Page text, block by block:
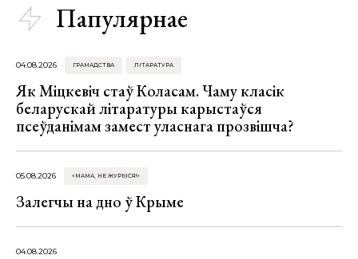
Папулярнае
04.08.2026 ГРАМАДСТВА ЛІТАРАТУРА
Як Міцкевіч стаў Коласам. Чаму класік
беларускай літаратуры карыстаўся
псеўданімам замест уласнага прозвішча?
05.08.2026 «МАМА, НЕ ЖУРЫСЯ!»
Залегчы на дно ў Крыме
04.08.2026